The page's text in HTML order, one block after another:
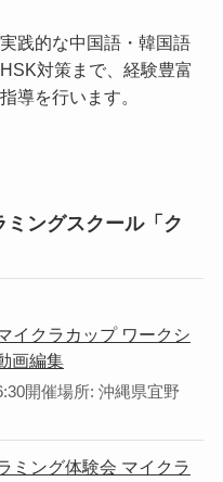
践的な中国語・韓国語
対策まで、経験豊富
導を行います。
ングスクール「ク
イクラカップ ワークシ
画編集
開催場所: 沖縄県宜野
ミング体験会 マイクラ